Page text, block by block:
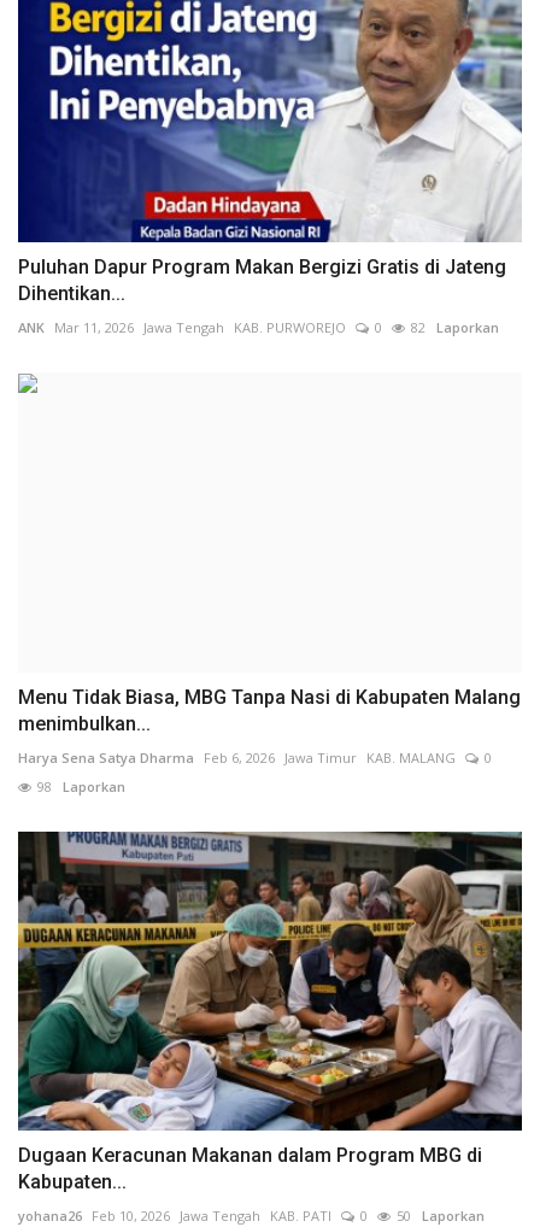
Puluhan Dapur Program Makan Bergizi Gratis di Jateng
Dihentikan...
ANK Mar 11, 2026 Jawa Tengah KAB. PURWOREJO 0 82 Laporkan
Menu Tidak Biasa, MBG Tanpa Nasi di Kabupaten Malang
menimbulkan...
Harya Sena Satya Dharma Feb 6, 2026 Jawa Timur KAB. MALANG
0
98 Laporkan
Dugaan Keracunan Makanan dalam Program MBG di
Kabupaten...
yohana26 Feb 10, 2026 Jawa Tengah KAB. PATI 0 50 Laporkan